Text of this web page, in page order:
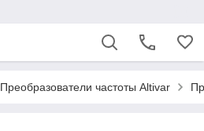
Преобразователи частоты Altivar